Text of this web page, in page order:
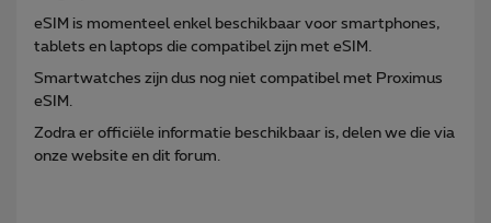
eSIM is momenteel enkel beschikbaar voor smartphones,
tablets en laptops die compatibel zijn met eSIM.
Smartwatches zijn dus nog niet compatibel met Proximus
eSIM.
Zodra er officiële informatie beschikbaar is, delen we die via
onze website en dit forum.